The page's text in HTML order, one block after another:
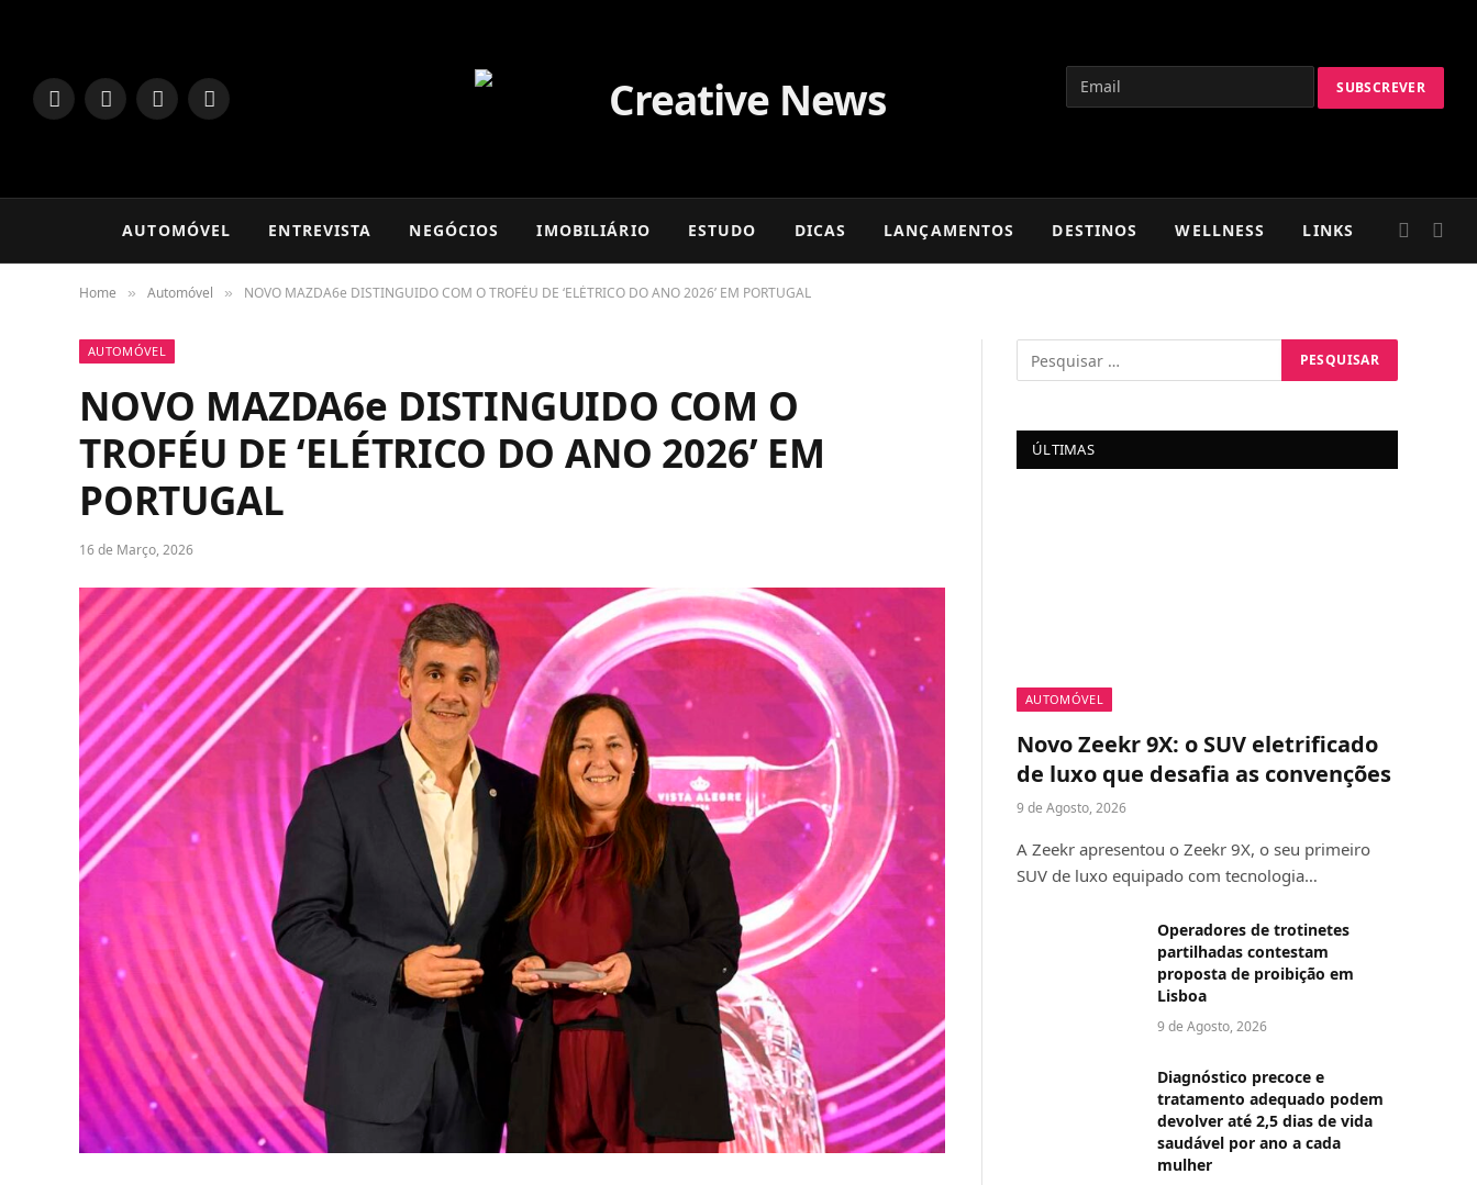
LinkedInFacebookInstagram
TikTok
AUTOMÓVEL ENTREVISTA NEGÓCIOS IMOBILIÁRIO ESTUDO DICAS LANÇAMENTOS DESTINOS WELLNESS LINKS
Home » Automóvel » NOVO MAZDA6e DISTINGUIDO COM O TROFÉU DE ‘ELÉTRICO DO ANO 2026’ EM PORTUGAL
AUTOMÓVEL
NOVO MAZDA6e DISTINGUIDO COM O
TROFÉU DE ‘ELÉTRICO DO ANO 2026’ EM
PORTUGAL
16 de Março, 2026
ÚLTIMAS
AUTOMÓVEL
Novo Zeekr 9X: o SUV eletrificado
de luxo que desafia as convenções
9 de Agosto, 2026
A Zeekr apresentou o Zeekr 9X, o seu primeiro
SUV de luxo equipado com tecnologia…
Operadores de trotinetes
partilhadas contestam
proposta de proibição em
Lisboa
9 de Agosto, 2026
Diagnóstico precoce e
tratamento adequado podem
devolver até 2,5 dias de vida
saudável por ano a cada
mulher